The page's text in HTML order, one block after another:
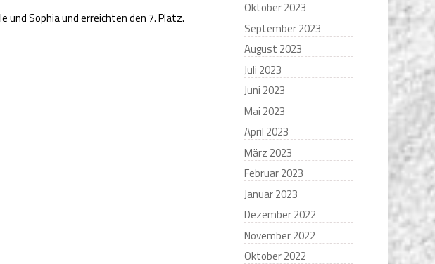
und Sophia und erreichten den 7. Platz.
Oktober 2023
September 2023
August 2023
Juli 2023
Juni 2023
Mai 2023
April 2023
März 2023
Februar 2023
Januar 2023
Dezember 2022
November 2022
Oktober 2022